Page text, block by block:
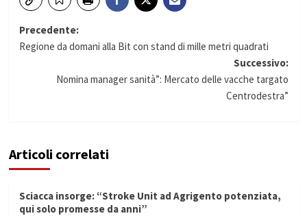
Navigazione
articolo
Precedente:
Regione da domani alla Bit con stand di mille metri quadrati
Successivo:
Nomina manager sanità”: Mercato delle vacche targato
Centrodestra”
Articoli correlati
Sciacca insorge: “Stroke Unit ad Agrigento potenziata,
qui solo promesse da anni”